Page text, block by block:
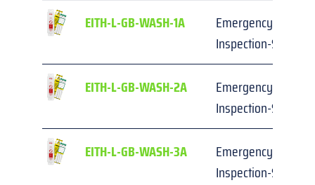
EITH-L-GB-WASH-1A
Emergency
Inspection-Set
EITH-L-GB-WASH-2A
Emergency
Inspection-Set
EITH-L-GB-WASH-3A
Emergency
Inspection-Set